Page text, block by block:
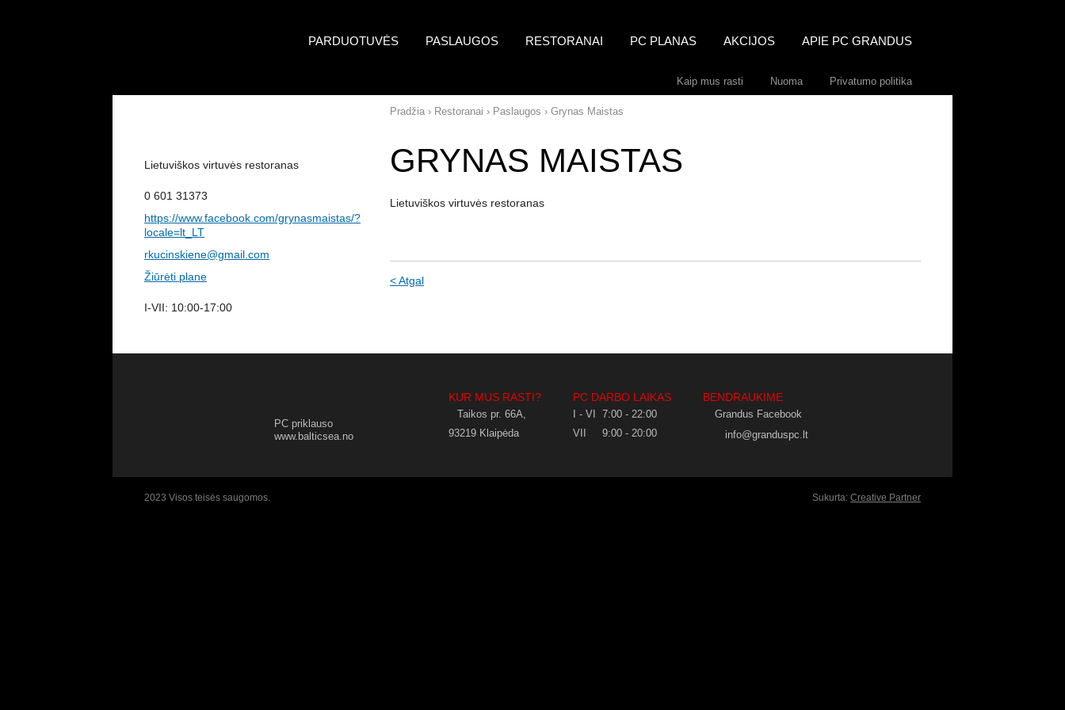
PARDUOTUVĖS PASLAUGOS RESTORANAI PC PLANAS AKCIJOS APIE PC GRANDUS
Kaip mus rasti Nuoma Privatumo politika
Pradžia › Restoranai › Paslaugos › Grynas Maistas
GRYNAS MAISTAS
Lietuviškos virtuvės restoranas
< Atgal
Lietuviškos virtuvės restoranas
0 601 31373
https://www.facebook.com/grynasmaistas/?
locale=lt_LT
rkucinskiene@gmail.com
Žiūrėti plane
I-VII: 10:00-17:00
PC priklauso
www.balticsea.no
KUR MUS RASTI? PC DARBO LAIKAS BENDRAUKIME
Taikos pr. 66A,
93219 Klaipėda
I - VI 7:00 - 22:00
VII 9:00 - 20:00
Grandus Facebook
info@granduspc.lt
2023 Visos teisės saugomos. Sukurta: Creative Partner